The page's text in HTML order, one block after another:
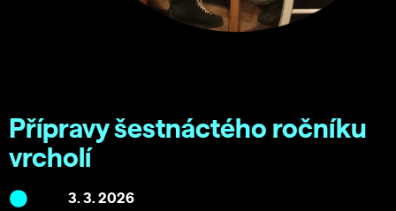
Přípravy šestnáctého ročníku
vrcholí
3. 3. 2026